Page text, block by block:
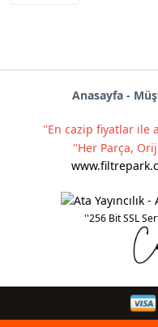
Anasayfa -
''En cazip fiyatlar ile
''Her Parça,
''256 Bit SSL